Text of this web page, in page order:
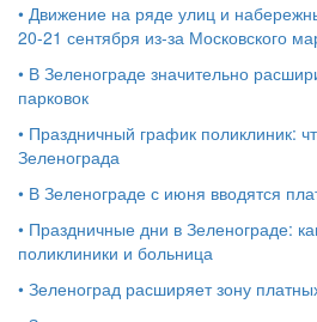
• Движение на ряде улиц и
20-21 сентября из-за Московского
• В Зеленограде значительно
парковок
• Праздничный график поликлиник:
Зеленограда
• В Зеленограде с июня вводятся
• Праздничные дни в Зеленограде:
поликлиники и больница
• Зеленоград расширяет зону